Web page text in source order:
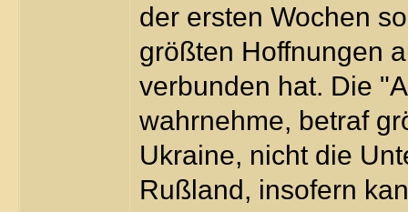
der ersten Wochen
größten Hoffnungen
verbunden hat. Die
wahrnehme, betraf
Ukraine, nicht die
Rußland, insofern